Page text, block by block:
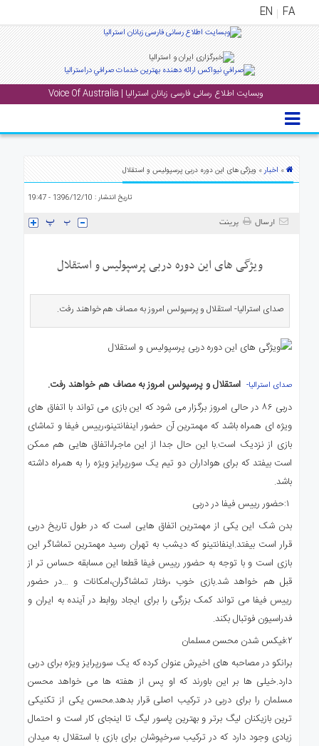
FA
EN
وبسایت اطلاع رسانی فارسی زبانان استرالیا | Voice Of Australia
منوی
اصلی
استرالیا
» اخبار» ویژگی های این دوره دربی پرسپولیس و استقلال
تاریخ انتشار : 1396/12/10 - 19:47
ارسال پرینت
ویژگی های این دوره دربی پرسپولیس و استقلال
صدای استرالیا- استقلال و پرسپولس امروز به مصاف هم خواهند رفت.
صدای استرالیا- استقلال و پرسپولس امروز به مصاف هم خواهند رفت.
دربی ۸۶ در حالی امروز برگزار می شود که این بازی می تواند با اتفاق های
ویژه ای همراه باشد که مهمترین آن حضور اینفانتینو،رییس فیفا و تماشای
بازی از نزدیک است.با این حال جدا از این ماجرا،اتفاق هایی هم ممکن
است بیفتد که برای هواداران دو تیم یک سورپرایز ویژه را به همراه داشته
باشد.
بدن شک این یکی از مهمترین اتفاق هایی است که در طول تاریخ دربی
قرار است بیفتد.اینفانتینو که دیشب به تهران رسید مهمترین تماشاگر این
بازی است و با توجه به حضور رییس فیفا قطعا این مسابقه حساس تر از
قبل هم خواهد شد.بازی خوب ،رفتار تماشاگران،امکانات و …در حضور
رییس فیفا می تواند کمک بزرگی را برای ایجاد روابط در آینده به ایران و
فدراسیون فوتبال بکند.
۲:فیکس شدن محسن مسلمان
برانکو در مصاحبه های اخیرش عنوان کرده که یک سورپرایز ویژه برای دربی
دارد.خیلی ها بر این باورند که او پس از هفته ها می خواهد محسن
مسلمان را برای دربی در ترکیب اصلی قرار بدهد.محسن یکی از تکنیکی
ترین بازیکنان لیگ برتر و بهترین پاسور لیگ تا اینجای کار است و احتمال
زیادی وجود دارد که در ترکیب سرخپوشان برای بازی با استقلال به میدان